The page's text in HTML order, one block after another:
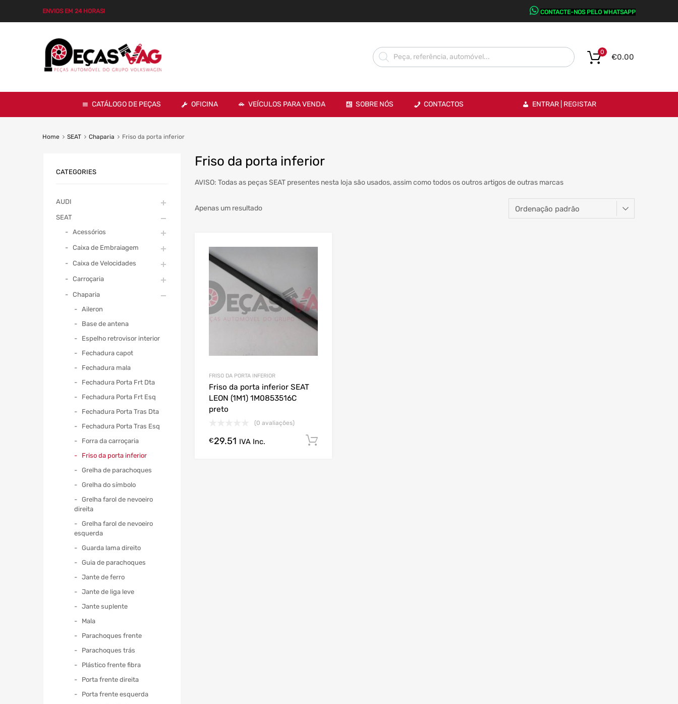
ENVIOS EM 24 HORAS! CONTACTE-NOS PELO WHATSAPP
€0.00
0
CATÁLOGO DE PEÇAS OFICINA VEÍCULOS PARA VENDA SOBRE NÓS CONTACTOS ENTRAR | REGISTAR
Home SEAT Chaparia Friso da porta inferior
Friso da porta inferior
AVISO: Todas as peças SEAT presentes nesta loja são usados, assim como todos os outros artigos de outras marcas
Apenas um resultado
FRISO DA PORTA INFERIOR
Friso da porta inferior SEAT
LEON (1M1) 1M0853516C
preto
(0 avaliações)
€29.51 IVA Inc.
CATEGORIES
AUDI
SEAT
Acessórios
Caixa de Embraiagem
Caixa de Velocidades
Carroçaria
Chaparia
Aileron
Base de antena
Espelho retrovisor interior
Fechadura capot
Fechadura mala
Fechadura Porta Frt Dta
Fechadura Porta Frt Esq
Fechadura Porta Tras Dta
Fechadura Porta Tras Esq
Forra da carroçaria
Friso da porta inferior
Grelha de parachoques
Grelha do símbolo
Grelha farol de nevoeiro
direita
Grelha farol de nevoeiro
esquerda
Guarda lama direito
Guia de parachoques
Jante de ferro
Jante de liga leve
Jante suplente
Mala
Parachoques frente
Parachoques trás
Plástico frente fibra
Porta frente direita
Porta frente esquerda